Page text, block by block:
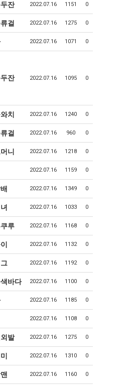
잔 2022.07.16 1151 0
걸 2022.07.16 1275 0
2022.07.16 1071 0
잔 2022.07.16 1095 0
치 2022.07.16 1240 0
걸 2022.07.16 960 0
니 2022.07.16 1218 0
2022.07.16 1159 0
2022.07.16 1349 0
2022.07.16 1033 0
루 2022.07.16 1168 0
2022.07.16 1132 0
2022.07.16 1192 0
바다 2022.07.16 1100 0
2022.07.16 1185 0
2022.07.16 1108 0
발 2022.07.16 1275 0
2022.07.16 1310 0
2022.07.16 1160 0